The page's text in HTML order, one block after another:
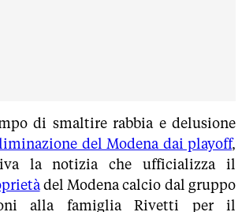
di smaltire rabbia e delusione
del Modena dai playoff,
la notizia che ufficializza il
del Modena calcio dal gruppo
alla famiglia Rivetti per il